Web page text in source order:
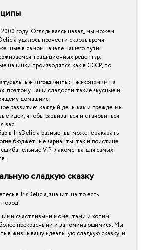
году. Оглядываясь назад, мы можем
удалось пронести сквозь время
в самом начале нашего пути:
традиционных рецептур.
начинки производятся как в СССР, по
ингредиенты: не экономим на
поэтому наши сладости такие вкусные и
домашние;
развитие: каждый день, как и прежде, мы
идеи, чтобы развиваться и становиться
вас.
в IrisDelicia разные: вы можете заказать
бюджетные варианты, так и поистине
VIP-лакомства для самых
сладкую сказку
в IrisDelicia, значит, на то есть
счастливыми моментами и хотим
прекрасными и запоминающимися. Мы
в жизнь вашу идеальную сладкую сказку, и